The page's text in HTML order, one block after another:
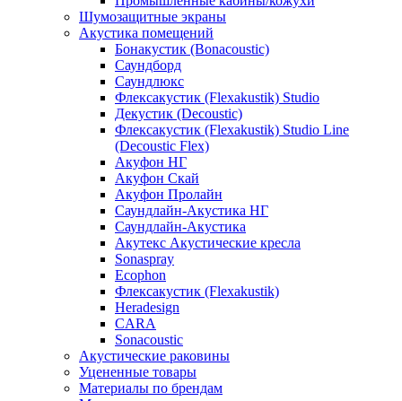
Шумозащитные экраны
Акустика помещений
Бонакустик (Bonacoustic)
Саундборд
Саундлюкс
Флексакустик (Flexakustik) Studio
Декустик (Decoustic)
Флексакустик (Flexakustik) Studio Line
(Decoustic Flex)
Акуфон НГ
Акуфон Скай
Акуфон Пролайн
Саундлайн-Акустика НГ
Саундлайн-Акустика
Акутекс Акустические кресла
Sonaspray
Ecophon
Флексакустик (Flexakustik)
Heradesign
CARA
Sonacoustic
Акустические раковины
Уцененные товары
Материалы по брендам